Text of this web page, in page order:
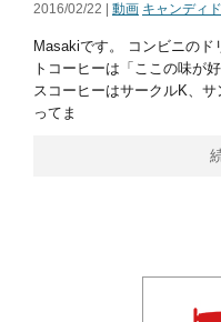
2016/02/22 | 動画 キャンディ
Masakiです。 コンビニのド
トコーヒーは「ここの味が
スコーヒーはサークルK、
ってま